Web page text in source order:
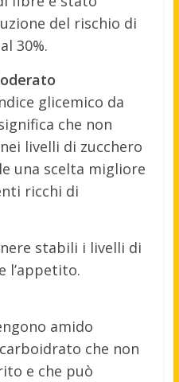
del rischio di
30%.
glicemico da
che non
livelli di zucchero
una scelta migliore
ricchi di
stabili i livelli di
l’appetito.
amido
che non
e che può